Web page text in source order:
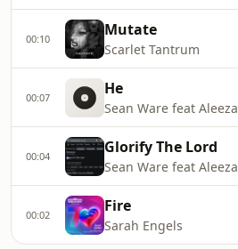
00:10 Mutate
Scarlet Tantrum
00:07 He
Sean Ware feat Aleeza
00:04 Glorify The Lord
Sean Ware feat Aleeza
00:02 Fire
Sarah Engels